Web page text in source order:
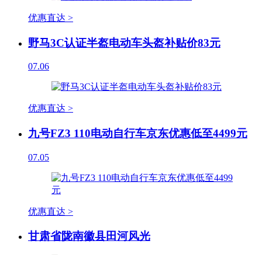
优惠直达 >
野马3C认证半盔电动车头盔补贴价83元
07.06
优惠直达 >
九号FZ3 110电动自行车京东优惠低至4499元
07.05
优惠直达 >
甘肃省陇南徽县田河风光